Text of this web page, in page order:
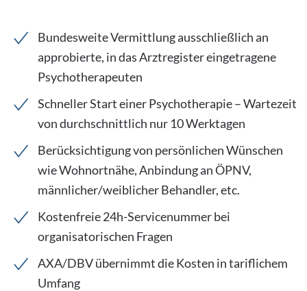
Bundesweite Vermittlung ausschließlich an
approbierte, in das Arztregister eingetragene
Psychotherapeuten
Schneller Start einer Psychotherapie – Wartezeit
von durchschnittlich nur 10 Werktagen
Berücksichtigung von persönlichen Wünschen
wie Wohnortnähe, Anbindung an ÖPNV,
männlicher/weiblicher Behandler, etc.
Kostenfreie 24h-Servicenummer bei
organisatorischen Fragen
AXA/DBV übernimmt die Kosten in tariflichem
Umfang